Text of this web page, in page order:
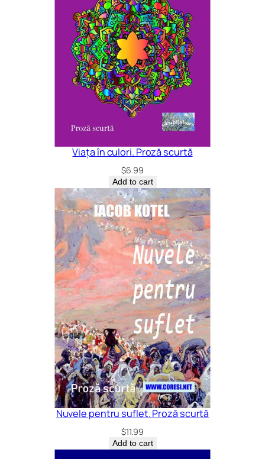
Viața în culori. Proză scurtă
$6.99
Add to cart
Nuvele pentru suflet. Proză scurtă
$11.99
Add to cart